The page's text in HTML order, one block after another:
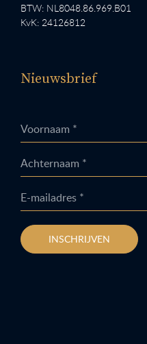
BTW: NL8048.86.969.B01
KvK: 24126812
Nieuwsbrief
Voornaam *
Achternaam *
E-mailadres *
INSCHRIJVEN